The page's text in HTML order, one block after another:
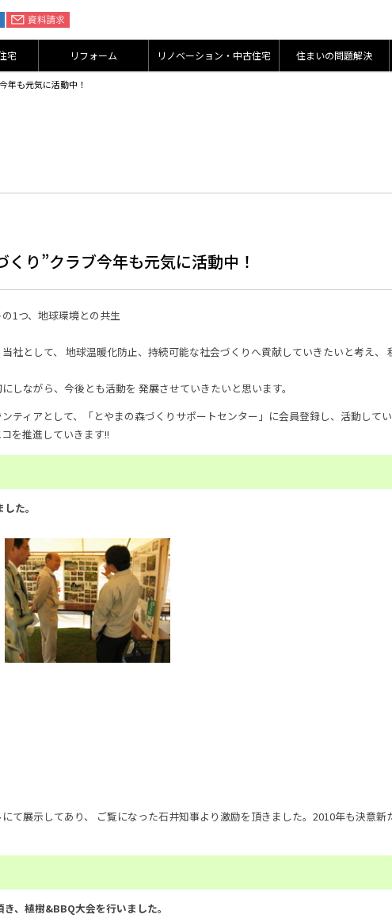
宅 リフォーム リノベーション・中古住宅 住まいの問題解決
年も元気に活動中！
り”クラブ今年も元気に活動中！
1つ、地球環境との共生
社として、 地球温暖化防止、持続可能な社会づくりへ貢献していきたいと考え、
しながら、今後とも活動を 発展させていきたいと思います。
ティアとして、「とやまの森づくりサポートセンター」に会員登録し、活動して
を推進していきます!!
た。
て展示してあり、 ご覧になった石井知事より激励を頂きました。2010年も決意新
、植樹&BBQ大会を行いました。